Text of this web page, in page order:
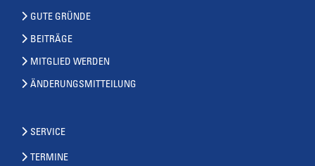
GUTE GRÜNDE
BEITRÄGE
MITGLIED WERDEN
ÄNDERUNGSMITTEILUNG
SERVICE
TERMINE